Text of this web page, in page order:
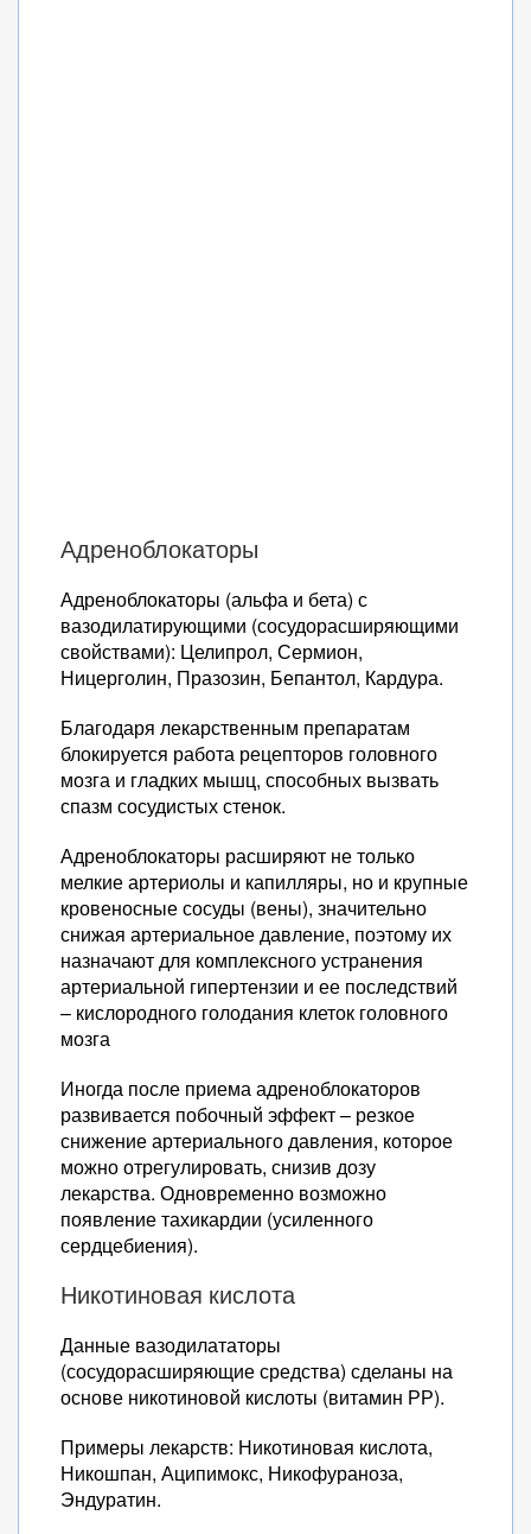
Адреноблокаторы
Адреноблокаторы (альфа и бета) с
вазодилатирующими (сосудорасширяющими
свойствами): Целипрол, Сермион,
Ницерголин, Празозин, Бепантол, Кардура.
Благодаря лекарственным препаратам
блокируется работа рецепторов головного
мозга и гладких мышц, способных вызвать
спазм сосудистых стенок.
Адреноблокаторы расширяют не только
мелкие артериолы и капилляры, но и крупные
кровеносные сосуды (вены), значительно
снижая артериальное давление, поэтому их
назначают для комплексного устранения
артериальной гипертензии и ее последствий
– кислородного голодания клеток головного
мозга
Иногда после приема адреноблокаторов
развивается побочный эффект – резкое
снижение артериального давления, которое
можно отрегулировать, снизив дозу
лекарства. Одновременно возможно
появление тахикардии (усиленного
сердцебиения).
Никотиновая кислота
Данные вазодилататоры
(сосудорасширяющие средства) сделаны на
основе никотиновой кислоты (витамин РР).
Примеры лекарств: Никотиновая кислота,
Никошпан, Аципимокс, Никофураноза,
Эндуратин.